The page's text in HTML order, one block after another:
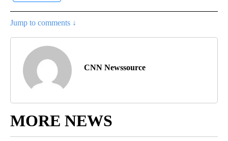
Jump to comments ↓
CNN Newssource
MORE NEWS